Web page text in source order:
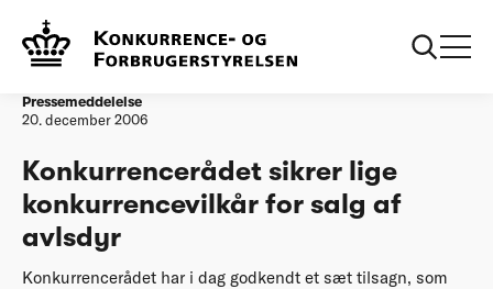
Forside
avlsdyr
Pressemeddelelse
20. december 2006
Konkurrencerådet sikrer lige
konkurrencevilkår for salg af
avlsdyr
Konkurrencerådet har i dag godkendt et sæt tilsagn, som